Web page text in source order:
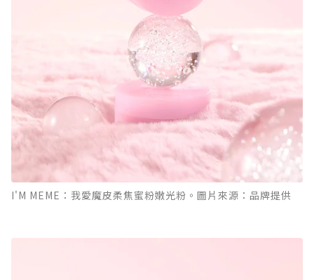
I'M MEME：我愛魔皮柔焦蜜粉嫩光粉。圖片來源：品牌提供